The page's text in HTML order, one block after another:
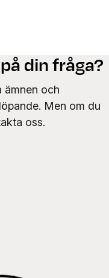
din fråga?
ämnen och
Men om du
oss.